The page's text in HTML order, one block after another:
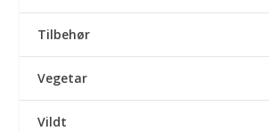
Tilbehør
Vegetar
Vildt